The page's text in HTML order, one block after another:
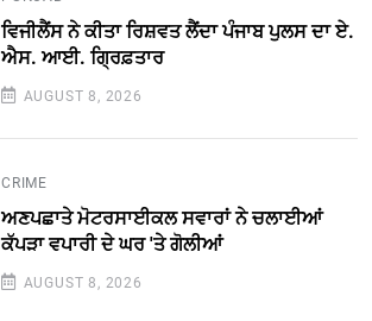
ਵਿਜੀਲੈਂਸ ਨੇ ਕੀਤਾ ਰਿਸ਼ਵਤ ਲੈਂਦਾ ਪੰਜਾਬ ਪੁਲਸ ਦਾ ਏ.
ਐਸ. ਆਈ. ਗ੍ਰਿਫ਼ਤਾਰ
AUGUST 8, 2026
CRIME
ਅਣਪਛਾਤੇ ਮੋਟਰਸਾਈਕਲ ਸਵਾਰਾਂ ਨੇ ਚਲਾਈਆਂ
ਕੱਪੜਾ ਵਪਾਰੀ ਦੇ ਘਰ 'ਤੇ ਗੋਲੀਆਂ
AUGUST 8, 2026